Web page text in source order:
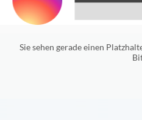
Sie sehen gerade einen